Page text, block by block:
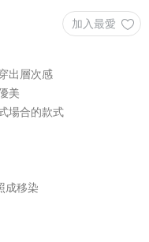
出層次感
美
場合的款式
成移染